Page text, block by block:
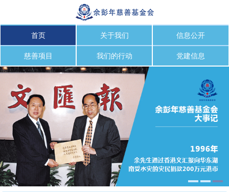
首页 关于我们 信息公开
慈善项目 我们的行动 党建信息